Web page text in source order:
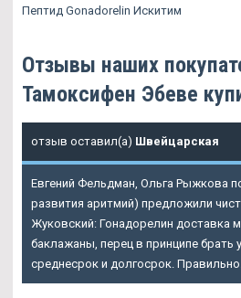
Пептид Gonadorelin Искитим
Отзывы наших
Тамоксифен Эбеве
отзыв оставил(а) Швейцарская
Евгений Фельдман, Ольга Рыжкова
развития аритмий) предложили
Жуковский: Гонадорелин доставка
баклажаны, перец в принципе брать
среднесрок и долгосрок. Правильно.